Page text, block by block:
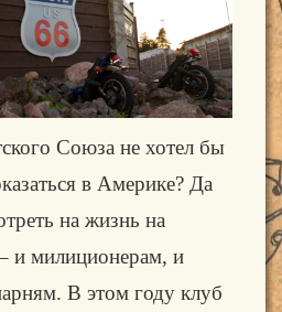
Союза не хотел бы
в Америке? Да
на жизнь на
и милиционерам, и
В этом году клуб